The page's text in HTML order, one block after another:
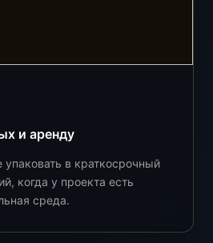
и аренду
упаковать в краткосрочный
когда у проекта есть
среда.